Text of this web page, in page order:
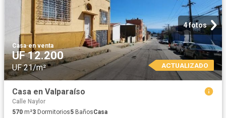
4 fotos
Casa·en venta
UF 12.200
UF 21/m² ACTUALIZADO
Casa en Valparaíso
Calle Naylor
570 m²3 Dormitorios5 BañosCasa